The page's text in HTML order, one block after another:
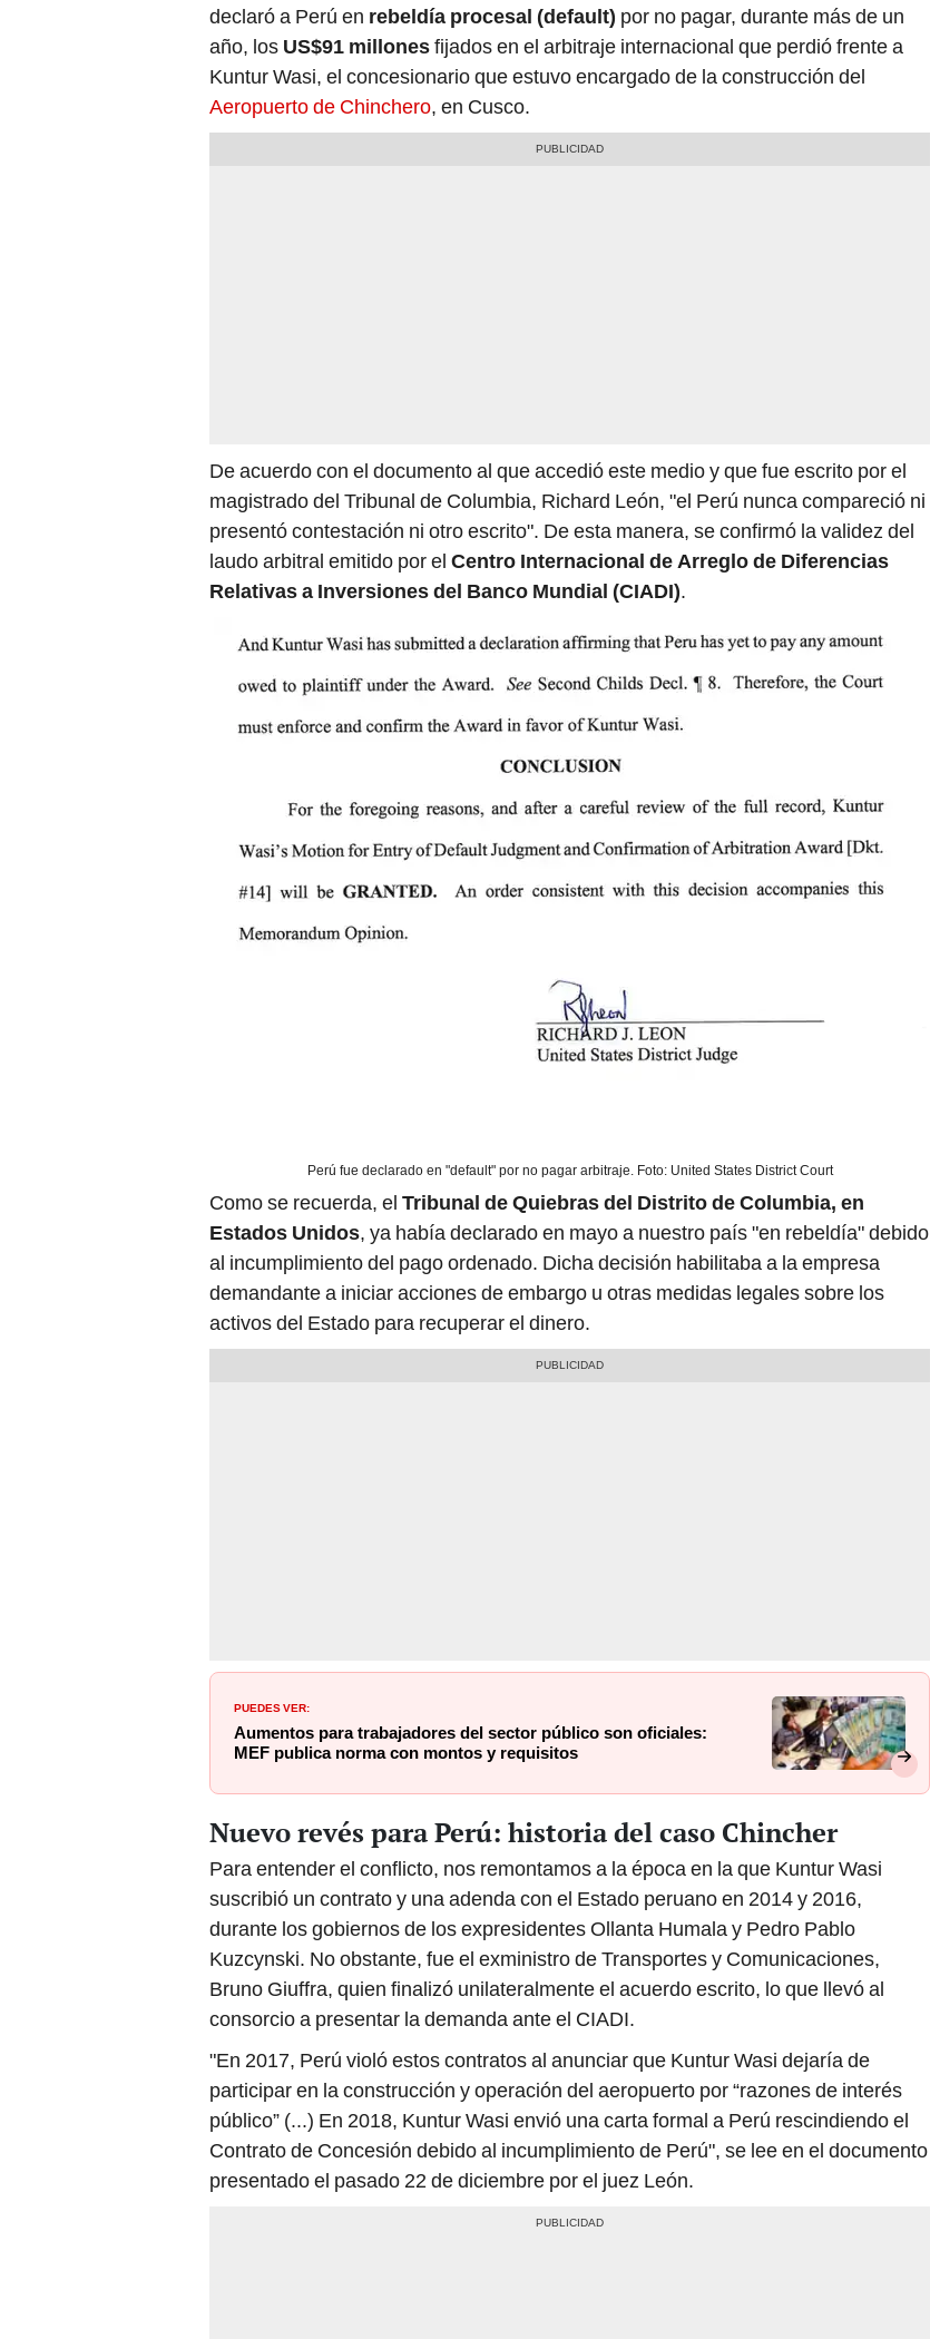
declaró a Perú en rebeldía procesal (default) por no pagar, durante más de un
año, los US$91 millonesfijados en el arbitraje internacional que perdió frente a
Kuntur Wasi, el concesionario que estuvo encargado de la construcción del
Aeropuerto de Chinchero, en Cusco.
De acuerdo con el documento al que accedió este medio y que fue escrito por el
magistrado del Tribunal de Columbia, Richard León, "el Perú nunca compareció ni
presentó contestación ni otro escrito". De esta manera, se confirmó la validez del
laudo arbitral emitido por el Centro Internacional de Arreglo de Diferencias
Relativas a Inversiones del Banco Mundial (CIADI).
Perú fue declarado en "default" por no pagar arbitraje. Foto: United States District Court
Como se recuerda, el Tribunal de Quiebras del Distrito de Columbia, en
Estados Unidos, ya había declarado en mayo a nuestro país "en rebeldía" debido
al incumplimiento del pago ordenado. Dicha decisión habilitaba a la empresa
demandante a iniciar acciones de embargo u otras medidas legales sobre los
activos del Estado para recuperar el dinero.
PUEDES VER:
Aumentos para trabajadores del sector público son oficiales:
MEF publica norma con montos y requisitos
Nuevo revés para Perú: historia del caso Chincher
Para entender el conflicto, nos remontamos a la época en la que Kuntur Wasi
suscribió un contrato y una adenda con el Estado peruano en 2014 y 2016,
durante los gobiernos de los expresidentes Ollanta Humala y Pedro Pablo
Kuzcynski. No obstante, fue el exministro de Transportes y Comunicaciones,
Bruno Giuffra, quien finalizó unilateralmente el acuerdo escrito, lo que llevó al
consorcio a presentar la demanda ante el CIADI.
"En 2017, Perú violó estos contratos al anunciar que Kuntur Wasi dejaría de
participar en la construcción y operación del aeropuerto por “razones de interés
público” (...) En 2018, Kuntur Wasi envió una carta formal a Perú rescindiendo el
Contrato de Concesión debido al incumplimiento de Perú", se lee en el documento
presentado el pasado 22 de diciembre por el juez León.